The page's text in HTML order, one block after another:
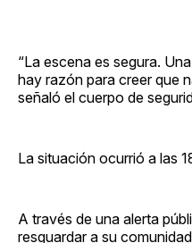
“La escena es segura.
hay razón para creer que
señaló el cuerpo de
La situación ocurrió a las
A través de una alerta
resguardar a su